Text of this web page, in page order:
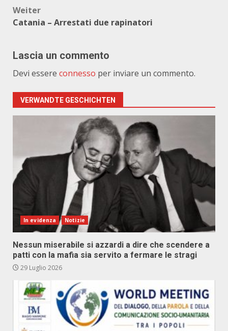
Weiter
Catania – Arrestati due rapinatori
Lascia un commento
Devi essere connesso per inviare un commento.
VERWANDTE GESCHICHTEN
In evidenza Notizie
Nessun miserabile si azzardi a dire che scendere a
patti con la mafia sia servito a fermare le stragi
29 Luglio 2026